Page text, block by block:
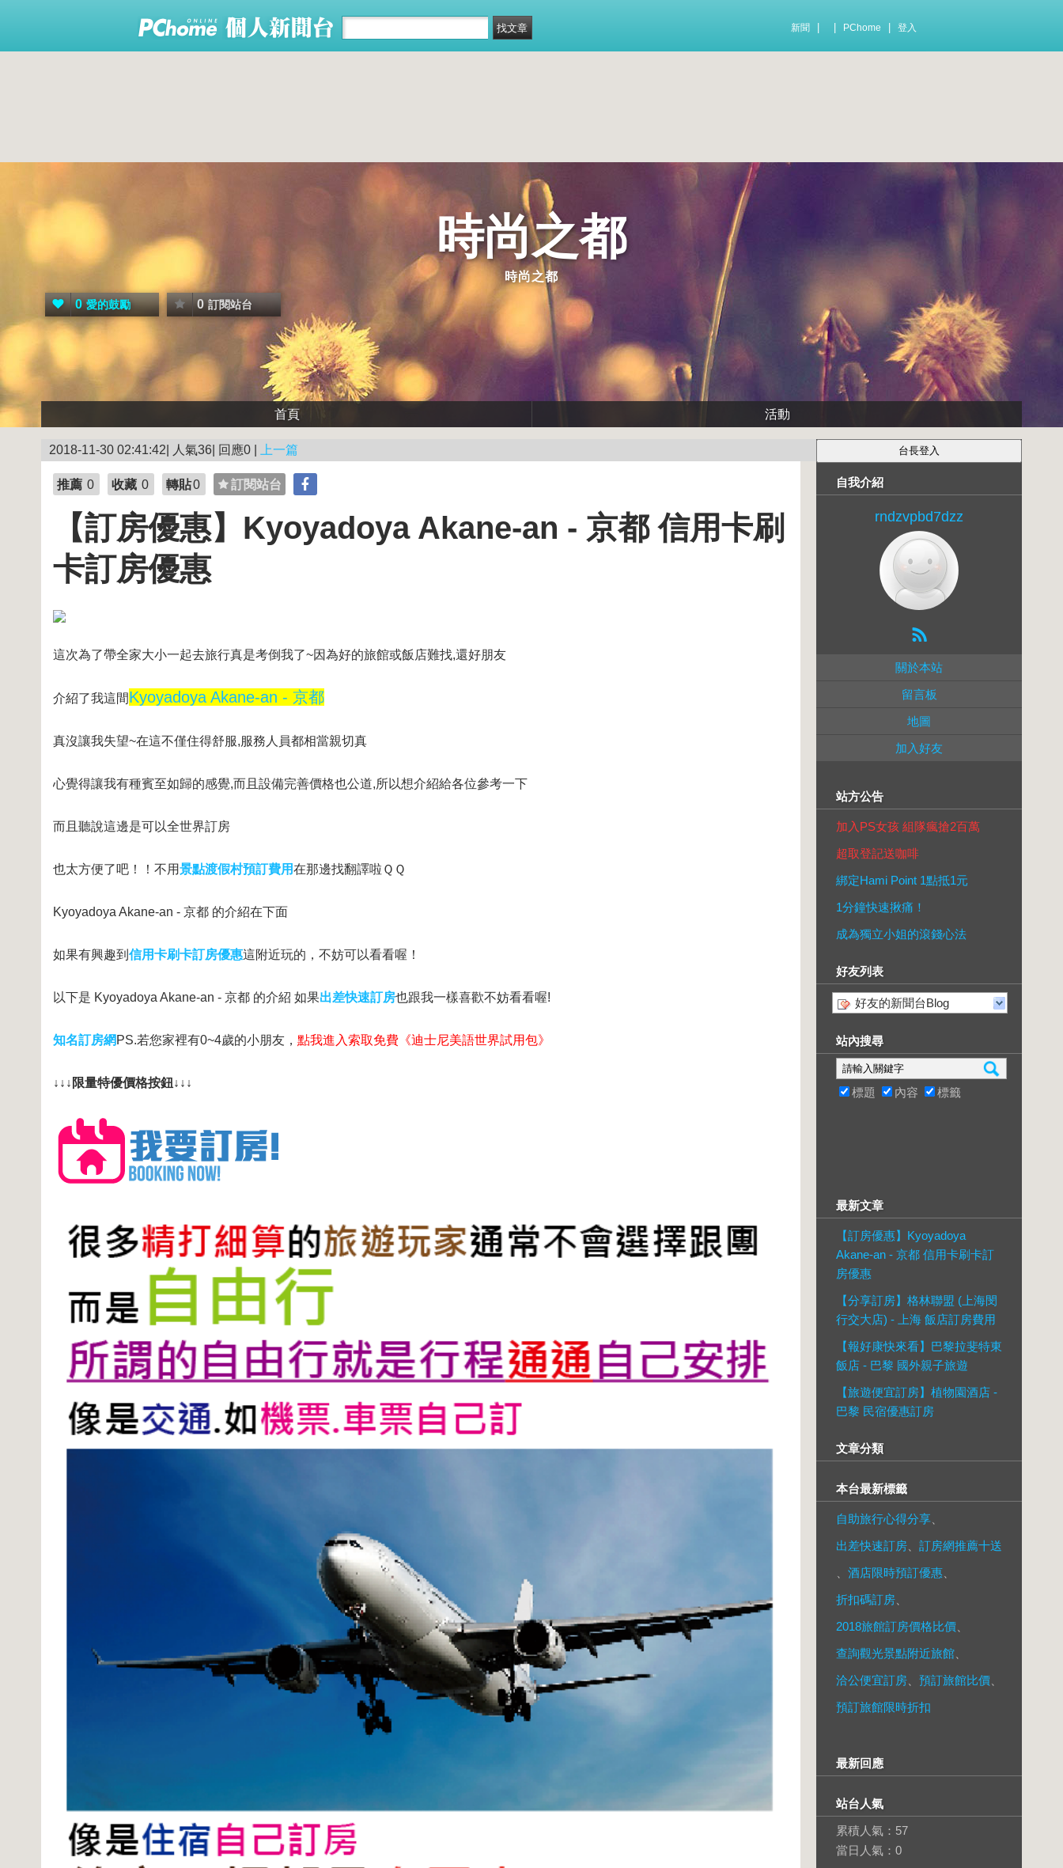
新聞 PChome 登入
時尚之都
時尚之都
0 愛的鼓勵 0 訂閱站台
首頁 活動
2018-11-30 02:41:42| 人氣36| 回應0 | 上一篇
推薦 0 收藏 0 轉貼0 訂閱站台
【訂房優惠】Kyoyadoya Akane-an - 京都 信用卡刷
卡訂房優惠
這次為了帶全家大小一起去旅行真是考倒我了~因為好的旅館或飯店難找,還好朋友
介紹了我這間Kyoyadoya Akane-an - 京都
真沒讓我失望~在這不僅住得舒服,服務人員都相當親切真
心覺得讓我有種賓至如歸的感覺,而且設備完善價格也公道,所以想介紹給各位參考一下
而且聽說這邊是可以全世界訂房
也太方便了吧！！不用景點渡假村預訂費用在那邊找翻譯啦ＱＱ
Kyoyadoya Akane-an - 京都 的介紹在下面
如果有興趣到 信用卡刷卡訂房優惠這附近玩的，不妨可以看看喔！
以下是 Kyoyadoya Akane-an - 京都 的介紹 如果出差快速訂房也跟我一樣喜歡不妨看看喔!
知名訂房網 PS.若您家裡有0~4歲的小朋友， 點我進入索取免費《迪士尼美語世界試用包》
↓↓↓限量特優價格按鈕↓↓↓
自我介紹
rndzvpbd7dzz
關於本站
留言板
地圖
加入好友
站方公告
加入PS女孩 組隊瘋搶2百萬
超取登記送咖啡
綁定Hami Point 1點抵1元
1分鐘快速揪痛！
成為獨立小姐的滾錢心法
好友列表
好友的新聞台Blog
站內搜尋
標題 內容 標籤
最新文章
【訂房優惠】Kyoyadoya
Akane-an - 京都 信用卡刷卡訂
房優惠
【分享訂房】格林聯盟 (上海閔
行交大店) - 上海 飯店訂房費用
【報好康快來看】巴黎拉斐特東
飯店 - 巴黎 國外親子旅遊
【旅遊便宜訂房】植物園酒店 -
巴黎 民宿優惠訂房
文章分類
本台最新標籤
自助旅行心得分享
出差快速訂房
訂房網推薦十送
酒店限時預訂優惠
折扣碼訂房
2018旅館訂房價格比價
查詢觀光景點附近旅館
洽公便宜訂房
預訂旅館比價
預訂旅館限時折扣
最新回應
站台人氣
累積人氣： 57
當日人氣： 0